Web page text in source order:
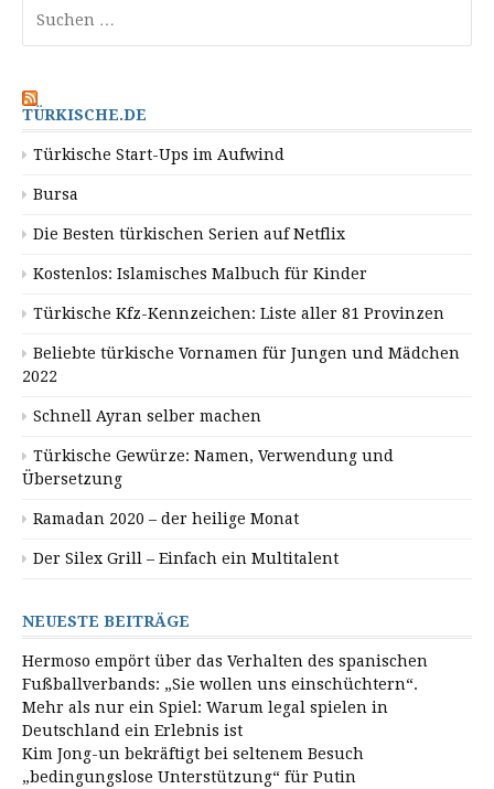
nach:
TÜRKISCHE.DE
Türkische Start-Ups im Aufwind
Bursa
Die Besten türkischen Serien auf Netflix
Kostenlos: Islamisches Malbuch für Kinder
Türkische Kfz-Kennzeichen: Liste aller 81 Provinzen
Beliebte türkische Vornamen für Jungen und Mädchen
2022
Schnell Ayran selber machen
Türkische Gewürze: Namen, Verwendung und
Übersetzung
Ramadan 2020 – der heilige Monat
Der Silex Grill – Einfach ein Multitalent
NEUESTE BEITRÄGE
Hermoso empört über das Verhalten des spanischen
Fußballverbands: „Sie wollen uns einschüchtern“.
Mehr als nur ein Spiel: Warum legal spielen in
Deutschland ein Erlebnis ist
Kim Jong-un bekräftigt bei seltenem Besuch
„bedingungslose Unterstützung“ für Putin